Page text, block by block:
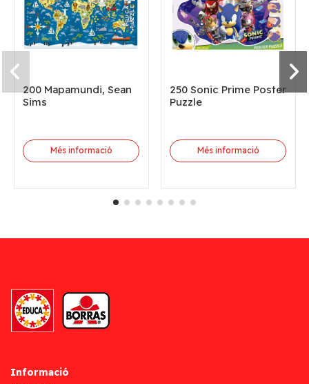
200 Mapamundi, Sean
Sims
Més informació
250 Sonic Prime Poster
Puzzle
Més informació
Informació